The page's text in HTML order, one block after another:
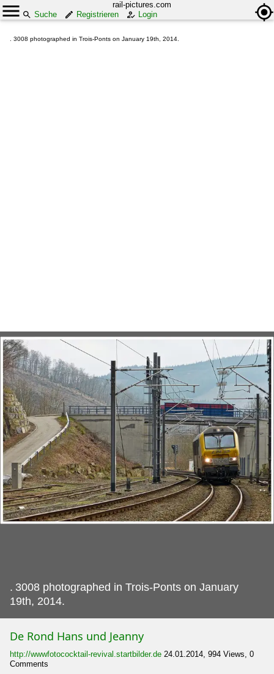
rail-pictures.com
Suche
Registrieren Login
. 3008 photographed in Trois-Ponts on January 19th, 2014.
. 3008 photographed in Trois-Ponts on January
19th, 2014.
De Rond Hans und Jeanny
http://wwwfotococktail-revival.startbilder.de 24.01.2014, 994 Views, 0
Comments